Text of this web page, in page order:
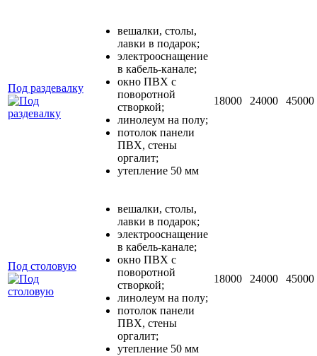
Под раздевалку
вешалки, столы,
лавки в подарок;
электрооснащение
в кабель-канале;
окно ПВХ с
поворотной
створкой;
линолеум на полу;
потолок панели
ПВХ, стены
оргалит;
утепление 50 мм
18000 24000 45000
Под столовую
вешалки, столы,
лавки в подарок;
электрооснащение
в кабель-канале;
окно ПВХ с
поворотной
створкой;
линолеум на полу;
потолок панели
ПВХ, стены
оргалит;
утепление 50 мм
18000 24000 45000